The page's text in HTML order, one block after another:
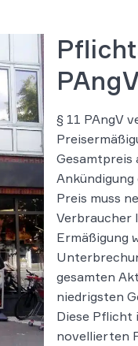
§ 11 PAngV
Gesamtpreis
Preis muss
Verbraucher
Ermäßigung
gesamten
niedrigsten
Diese Pflicht
novellierten